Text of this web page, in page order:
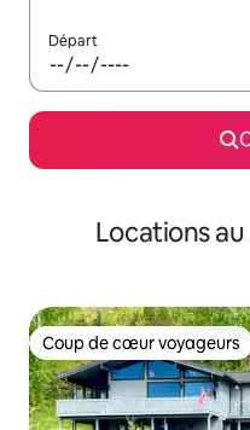
Départ
Locations
Coup de cœur voyageurs
Coup de cœur voyageurs